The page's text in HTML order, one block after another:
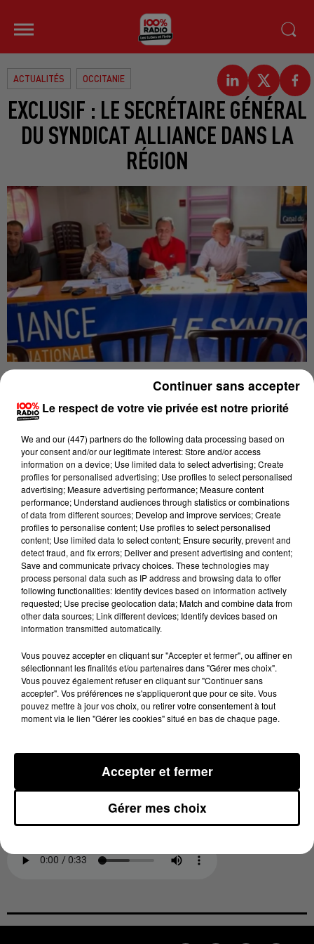
ACTUALITÉS OCCITANIE
EXCLUSIF : LE SECRÉTAIRE GÉNÉRAL
DU SYNDICAT ALLIANCE DANS LA
RÉGION
Publié : 24 juin 2020 à 11h11 par La Rédaction
En pleine période de crise, le syndicat de police
Villefranche-de-Lauragais. Evénement inédit, le
secrétaire général du syndicat, Fabien Vanhemelryck
a fait le déplacement pour assister à la réunion. Il a
tenu à afficher son soutien avec une police soumise à
rude épreuve en ce moment. Les mouvements de
colère se multiplient, dernièrement des policiers ont
jeté leurs menottes au sol à Tarbes, Toulouse,
Montauban, Perpignan, Carcassonne...
Eprouvés par les événements dramatiques constatés
aux Etats-Unis et les répercussions en France, les
pour améliorer les conditions de travail au quotidien.
Fabien Vanhemelryck a accepté de dire quelques
mots pour 100%:
Fabien Vanhemelryck n'a pas caché son amertume
face aux insitutions qu'il accuse de ne pas soutenir la
police. Mention spéciale à la DDSP de l'Hérault et à la
préfète de l'Aude
Le respect de votre vie privée est notre priorité
We and our (447) partnersdo the following data processing based on
your consent and/or our legitimate interest: Store and/or access
information on a device; Use limited data to select advertising; Create
profiles for personalised advertising; Use profiles to select personalised
advertising; Measure advertising performance; Measure content
performance; Understand audiences through statistics or combinations
of data from different sources; Develop and improve services; Create
profiles to personalise content; Use profiles to select personalised
content; Use limited data to select content; Ensure security, prevent and
detect fraud, and fix errors; Deliver and present advertising and content;
Save and communicate privacy choices. These technologies may
process personal data such as IP address and browsing data to offer
following functionalities: Identify devices based on information actively
requested; Use precise geolocation data; Match and combine data from
other data sources; Link different devices; Identify devices based on
information transmitted automatically.
Vous pouvez accepter en cliquant sur "Accepter et fermer", ou affiner en
sélectionnant les finalités et/ou partenaires dans "Gérer mes choix".
Vous pouvez également refuser en cliquant sur "Continuer sans
accepter". Vos préférences ne s'appliqueront que pour ce site. Vous
pouvez mettre à jour vos choix, ou retirer votre consentement à tout
moment via le lien "Gérer les cookies" situé en bas de chaque page.
Gérer mes choix
Accepter et fermer
Continuer sans accepter